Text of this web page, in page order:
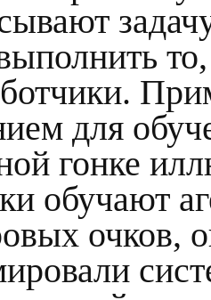
то,
для
гонке
обучают
очков,